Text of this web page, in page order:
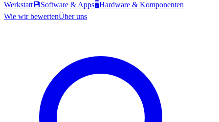
Werkstatt 💾Software & Apps🖥️Hardware & Komponenten
Wie wir bewertenÜber uns